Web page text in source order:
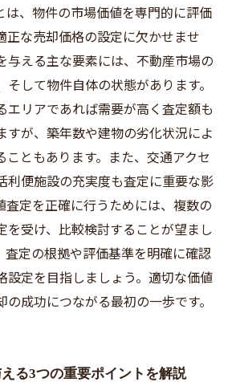
最大化するために今すべきこと
は、物件の市場価値を専門的に評価
正な売却価格の設定に欠かせませ
与える主な要素には、不動産市場の
して物件自体の状態があります。
エリアであれば需要が高く査定額も
すが、築年数や建物の劣化状況によ
こともあります。また、交通アクセ
利便施設の充実度も査定に重要な影
査定を正確に行うためには、複数の
を受け、比較検討することが望まし
査定の根拠や評価基準を明確に確認
設定を目指しましょう。適切な価値
成功につながる最初の一歩です。
る3つの重要ポイントを解説